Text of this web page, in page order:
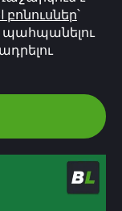
բոնուսներ՝
պահպանելու